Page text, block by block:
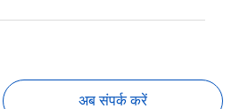
अब संपर्क करें